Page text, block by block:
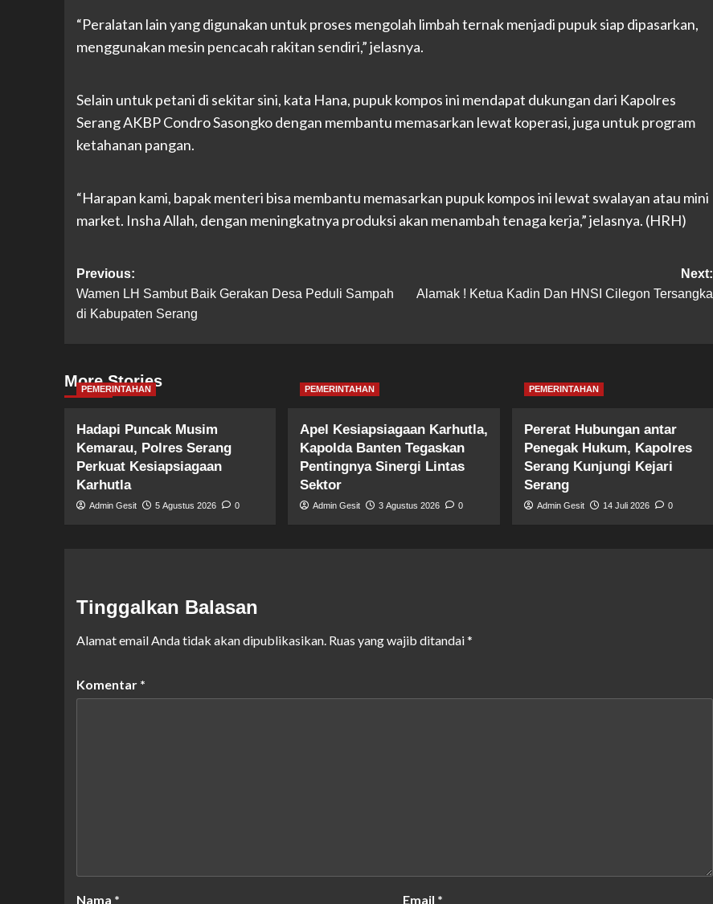
“Peralatan lain yang digunakan untuk proses mengolah limbah ternak menjadi pupuk siap dipasarkan,
menggunakan mesin pencacah rakitan sendiri,” jelasnya.
Selain untuk petani di sekitar sini, kata Hana, pupuk kompos ini mendapat dukungan dari Kapolres
Serang AKBP Condro Sasongko dengan membantu memasarkan lewat koperasi, juga untuk program
ketahanan pangan.
“Harapan kami, bapak menteri bisa membantu memasarkan pupuk kompos ini lewat swalayan atau mini
market. Insha Allah, dengan meningkatnya produksi akan menambah tenaga kerja,” jelasnya. (HRH)
Post
navigation
Previous:
Wamen LH Sambut Baik Gerakan Desa Peduli Sampah
di Kabupaten Serang
Next:
Alamak ! Ketua Kadin Dan HNSI Cilegon Tersangka
More Stories
PEMERINTAHAN
Hadapi Puncak Musim
Kemarau, Polres Serang
Perkuat Kesiapsiagaan
Karhutla
Admin Gesit 5 Agustus 2026 0
PEMERINTAHAN
Apel Kesiapsiagaan Karhutla,
Kapolda Banten Tegaskan
Pentingnya Sinergi Lintas
Sektor
Admin Gesit 3 Agustus 2026 0
PEMERINTAHAN
Pererat Hubungan antar
Penegak Hukum, Kapolres
Serang Kunjungi Kejari
Serang
Admin Gesit 14 Juli 2026 0
Tinggalkan Balasan
Alamat email Anda tidak akan dipublikasikan. Ruas yang wajib ditandai*
Komentar *
Nama * Email *